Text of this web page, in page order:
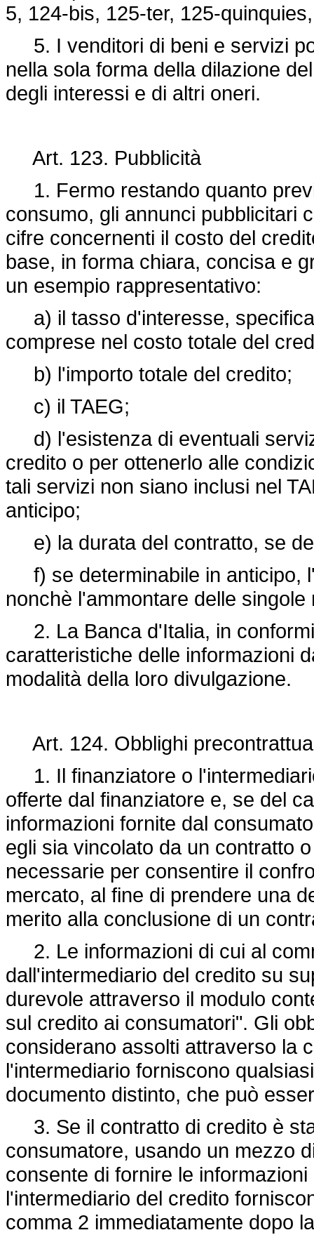
5, 124-bis, 125-ter, 125-
5. I venditori di beni e servizi
nella sola forma della dilazione
degli interessi e di altri oneri.
Art. 123. Pubblicità
1. Fermo restando quanto
consumo, gli annunci pubblicitari
cifre concernenti il costo del
base, in forma chiara, concisa e
un esempio rappresentativo:
a) il tasso d'interesse,
comprese nel costo totale del
b) l'importo totale del credito;
c) il TAEG;
d) l'esistenza di eventuali
credito o per ottenerlo alle
tali servizi non siano inclusi nel
anticipo;
e) la durata del contratto, se
f) se determinabile in anticipo,
nonchè l'ammontare delle singole
2. La Banca d'Italia, in
caratteristiche delle informazioni
modalità della loro divulgazione.
Art. 124. Obblighi
1. Il finanziatore o
offerte dal finanziatore e, se del
informazioni fornite dal
egli sia vincolato da un contratto
necessarie per consentire il
mercato, al fine di prendere una
merito alla conclusione di un
2. Le informazioni di cui al
dall'intermediario del credito su
durevole attraverso il modulo
sul credito ai consumatori". Gli
considerano assolti attraverso la
l'intermediario forniscono
documento distinto, che può
3. Se il contratto di credito è
consumatore, usando un mezzo
consente di fornire le
l'intermediario del credito
comma 2 immediatamente dopo